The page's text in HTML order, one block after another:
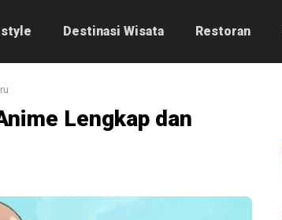
Destinasi Wisata Restoran
Lengkap dan